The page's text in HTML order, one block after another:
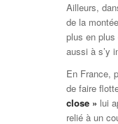
Ailleurs,
de la
plus en
aussi à s’y
En France,
de faire
close » lui
relié à un